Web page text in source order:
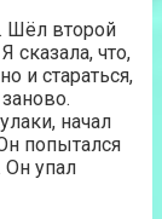
Шёл второй
сказала, что,
и стараться,
начал
попытался
Он упал